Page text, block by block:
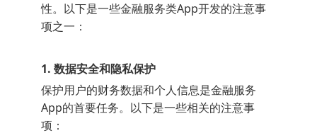
性。以下是一些金融服务类App开发的注意事
项之一：
1. 数据安全和隐私保护
保护用户的财务数据和个人信息是金融服务
App的首要任务。以下是一些相关的注意事
项：